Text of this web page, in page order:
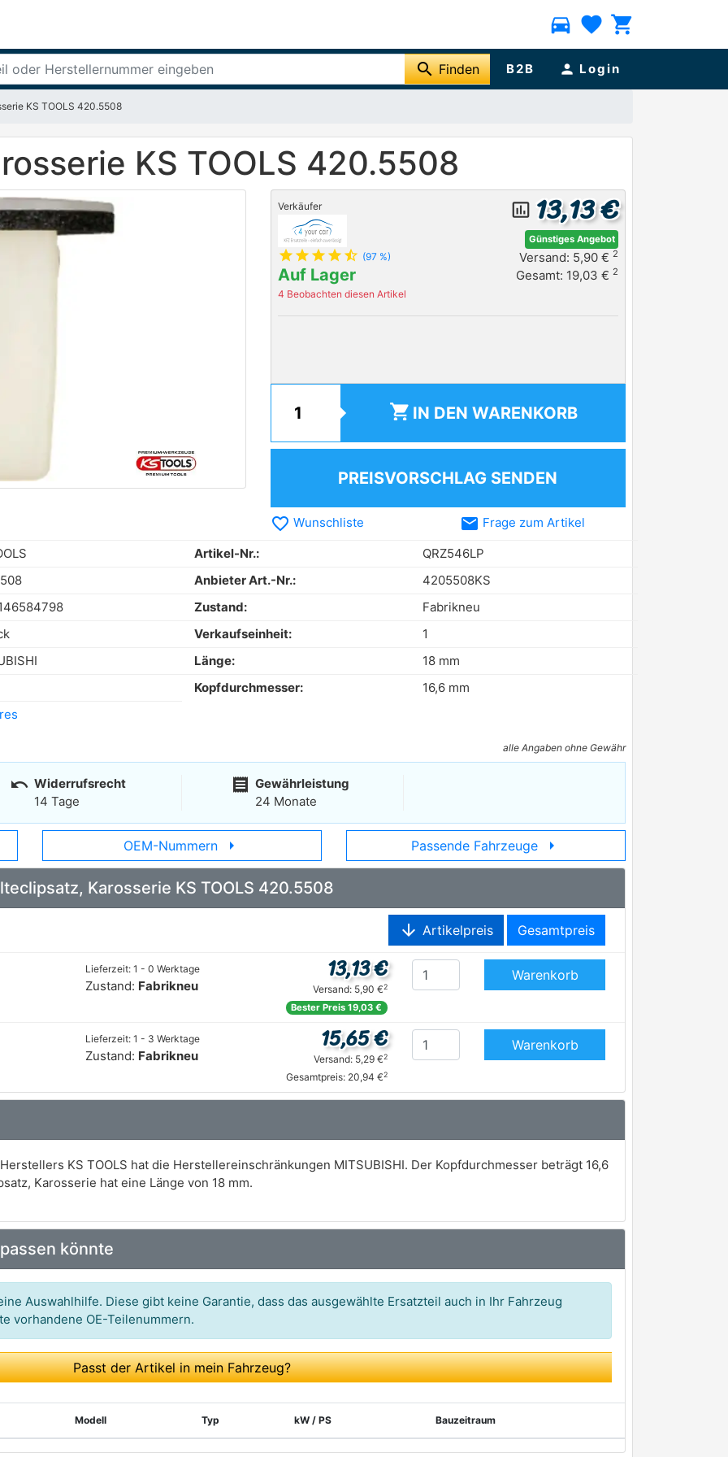
directions_car favorite shopping_cart
search Finden B2B person Login
KS TOOLS 420.5508
KS TOOLS 420.5508
Verkäufer
star star star star star_half (97 %)
Auf Lager
4 Beobachten diesen Artikel
insert_chart_outlined 13,13 €
Günstiges Angebot
Versand: 5,90 € 2
Gesamt: 19,03 € 2
shopping_cart IN DEN WARENKORB
PREISVORSCHLAG SENDEN
favorite_border Wunschliste email Frage zum Artikel
Artikel-Nr.:
QRZ546LP
Anbieter Art.-Nr.:
4205508KS
Zustand:
Fabrikneu
Verkaufseinheit:
1
Länge:
18 mm
Kopfdurchmesser:
16,6 mm
alle Angaben ohne Gewähr
undo Widerrufsrecht
14 Tage
receipt Gewährleistung
24 Monate
OEM-Nummern arrow_right Passende Fahrzeuge arrow_right
Karosserie KS TOOLS 420.5508
arrow_downward Artikelpreis Gesamtpreis
Lieferzeit: 1 - 0 Werktage
Zustand: Fabrikneu
13,13 €
Versand: 5,90 €2
Bester Preis 19,03 €
Warenkorb
Lieferzeit: 1 - 3 Werktage
Zustand: Fabrikneu
15,65 €
Versand: 5,29 €2
Gesamtpreis: 20,94 €2
Warenkorb
KS TOOLS hat die Herstellereinschränkungen MITSUBISHI. Der Kopfdurchmesser beträgt 16,6
Karosserie hat eine Länge von 18 mm.
könnte
Auswahlhilfe. Diese gibt keine Garantie, dass das ausgewählte Ersatzteil auch in Ihr Fahrzeug
vorhandene OE-Teilenummern.
Passt der Artikel in mein Fahrzeug?
Modell Typ kW / PS Bauzeitraum